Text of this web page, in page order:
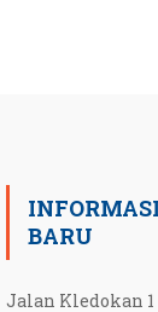
BARU
Jalan Kledokan 1